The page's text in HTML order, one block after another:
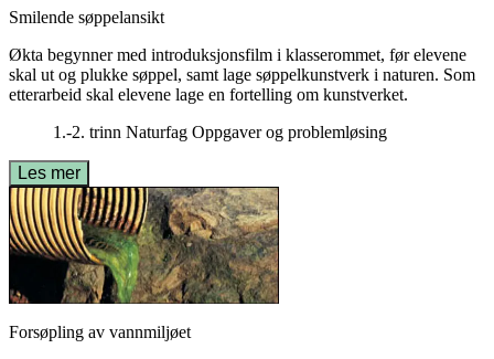
Smilende søppelansikt
Økta begynner med introduksjonsfilm i klasserommet, før elevene
skal ut og plukke søppel, samt lage søppelkunstverk i naturen. Som
etterarbeid skal elevene lage en fortelling om kunstverket.
1.-2. trinn Naturfag Oppgaver og problemløsing
Les mer
Forsøpling av vannmiljøet